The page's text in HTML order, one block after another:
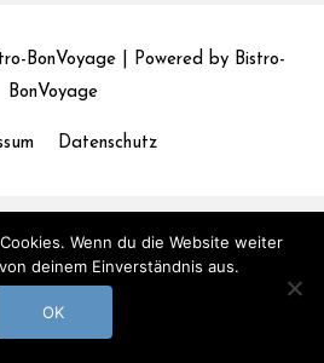
BonVoyage| Powered by Bistro-
BonVoyage
Datenschutz
Wenn du die Website weiter
deinem Einverständnis aus.
OK